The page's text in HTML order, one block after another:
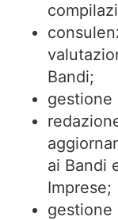
Bandi;
gestione
ai Bandi
Imprese;
gestione